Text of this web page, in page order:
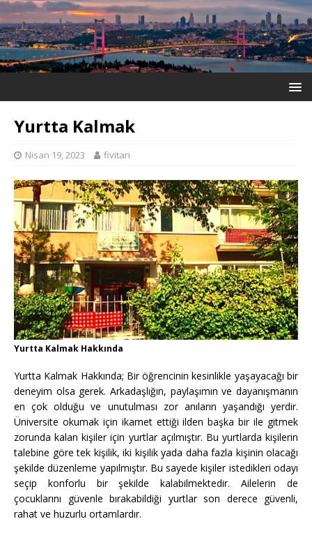
Yurtta Kalmak
Nisan 19, 2023 fivitan
Yurtta Kalmak Hakkında
Yurtta Kalmak Hakkında; Bir öğrencinin kesinlikle yaşayacağı bir
deneyim olsa gerek. Arkadaşlığın, paylaşımın ve dayanışmanın
en çok olduğu ve unutulması zor anıların yaşandığı yerdir.
Üniversite okumak için ikamet ettiği ilden başka bir ile gitmek
zorunda kalan kişiler için yurtlar açılmıştır. Bu yurtlarda kişilerin
talebine göre tek kişilik, iki kişilik yada daha fazla kişinin olacağı
şekilde düzenleme yapılmıştır. Bu sayede kişiler istedikleri odayı
seçip konforlu bir şekilde kalabilmektedir. Ailelerin de
çocuklarını güvenle bırakabildiği yurtlar son derece güvenli,
rahat ve huzurlu ortamlardır.